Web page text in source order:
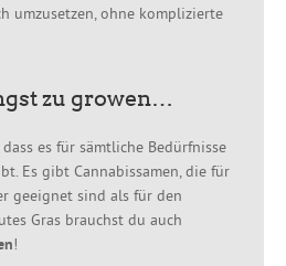
umzusetzen, ohne komplizierte
zu growen…
dass es für sämtliche Bedürfnisse
Es gibt Cannabissamen, die für
geeignet sind als für den
Gras brauchst du auch
!